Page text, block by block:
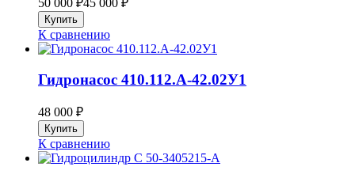
50 000 ₽45 000 ₽
К сравнению
Гидронасос 410.112.А-42.02У1
48 000 ₽
К сравнению